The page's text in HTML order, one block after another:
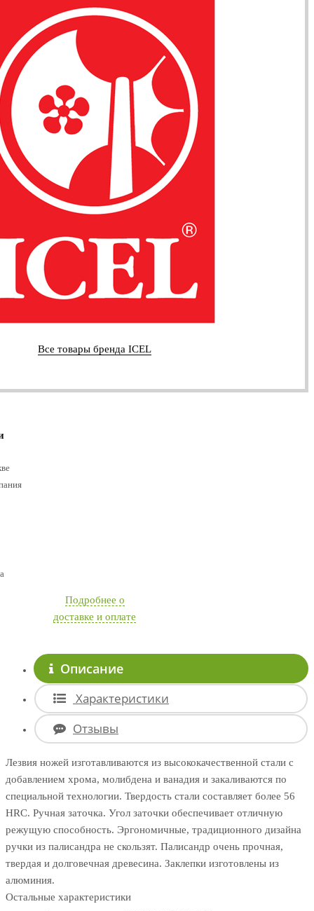
Все товары бренда ICEL
Подробнее о
доставке и оплате
Описание
Характеристики
Отзывы
Лезвия ножей изготавливаются из высококачественной стали с
добавлением хрома, молибдена и ванадия и закаливаются по
специальной технологии. Твердость стали составляет более 56
HRC. Ручная заточка. Угол заточки обеспечивает отличную
режущую способность. Эргономичные, традиционного дизайна
ручки из палисандра не скользят. Палисандр очень прочная,
твердая и долговечная древесина. Заклепки изготовлены из
алюминия.
Остальные характеристики